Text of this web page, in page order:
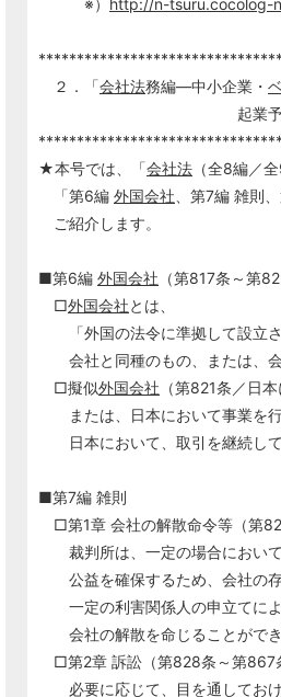
※） http://n-tsuru.cocolog-
２．「会社法務編―中小企業・
起業予定者の
★本号では、「会社法 （全8編／
「第6編 外国会社 、第7編 雑則
ご紹介します。
■第6編 外国会社 （第817条～第
□外国会社とは、
「外国の法令に準拠して設立
会社と同種のもの、または、会
□擬似外国会社 （第821条／日
または、日本において事業を行
日本において、取引を継続して
■第7編 雑則
□第1章 会社の解散命令等（第
裁判所は、一定の場合において
公益を確保するため、会社の存
一定の利害関係人の申立てによ
会社の解散を命じることができ
□第2章 訴訟（第828条～第867
必要に応じて、目を通しておけ